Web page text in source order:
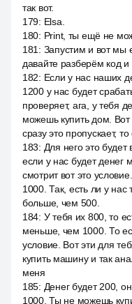
так вот.
179: Elsa.
180: Print, ты ещё не
181 : Запустим и вот мы
давайте разберём код и
182: Если у нас наших
1200 у нас будет
проверяет, ага, у тебя
можешь купить дом. Вот
сразу это пропускает, то
183: Для него это
если у нас будет
смотрит вот это
1000. Так, есть ли у
больше, чем 500.
184: У тебя их 800, то
меньше, чем 1000. То
условие. Вот эти для
купить машину и так
меня
185: Денег будет 200,
1000. Ты не можешь